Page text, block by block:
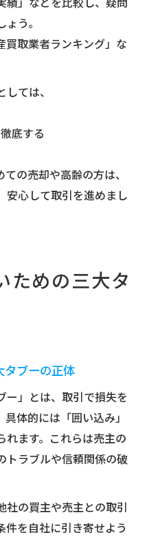
う。
買取業者ランキング」な
ては、
底する
の売却や高齢の方は、
安心して取引を進めまし
ための三大タ
タブーの正体
ー」とは、取引で損失を
体的には「囲い込み」
れます。これらは売主の
トラブルや信頼関係の破
社の買主や売主との取引
件を自社に引き寄せよう